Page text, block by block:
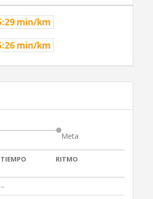
min/km
min/km
Meta
TIEMPO RITMO
--